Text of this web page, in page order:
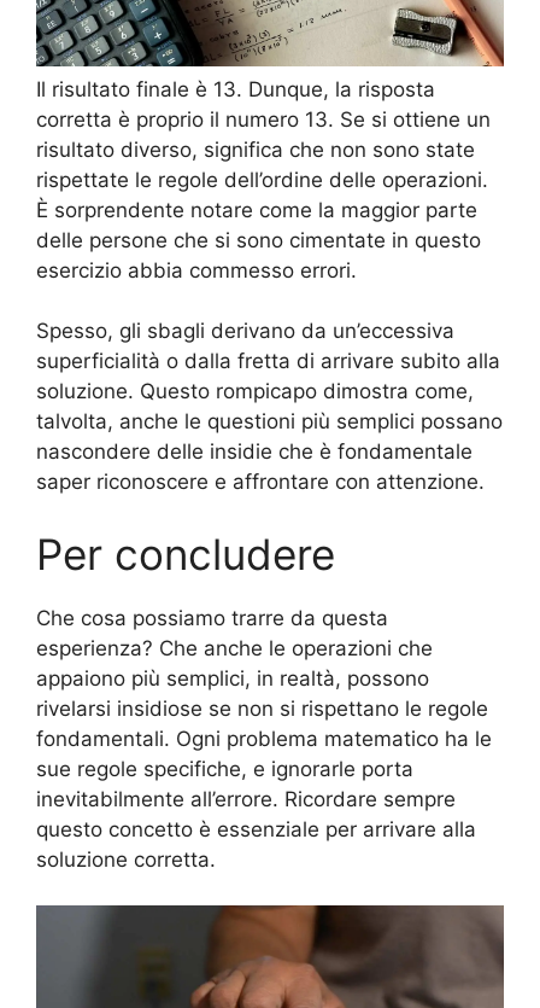
Il risultato finale è 13. Dunque, la risposta
corretta è proprio il numero 13. Se si ottiene un
risultato diverso, significa che non sono state
rispettate le regole dell’ordine delle operazioni.
È sorprendente notare come la maggior parte
delle persone che si sono cimentate in questo
esercizio abbia commesso errori.
Spesso, gli sbagli derivano da un’eccessiva
superficialità o dalla fretta di arrivare subito alla
soluzione. Questo rompicapo dimostra come,
talvolta, anche le questioni più semplici possano
nascondere delle insidie che è fondamentale
saper riconoscere e affrontare con attenzione.
Per concludere
Che cosa possiamo trarre da questa
esperienza? Che anche le operazioni che
appaiono più semplici, in realtà, possono
rivelarsi insidiose se non si rispettano le regole
fondamentali. Ogni problema matematico ha le
sue regole specifiche, e ignorarle porta
inevitabilmente all’errore. Ricordare sempre
questo concetto è essenziale per arrivare alla
soluzione corretta.